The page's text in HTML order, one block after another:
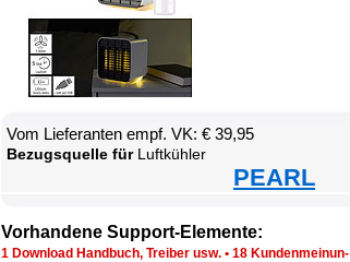
Vom Lie­fe­ran­ten empf. VK: € 39,95
Be­zugs­quel­le fürLuft­küh­ler
PEARL
Vor­han­de­ne Sup­port-Ele­men­te:
1 Down­load Hand­buch, Trei­ber usw. • 18 Kun­den­mei­nun­